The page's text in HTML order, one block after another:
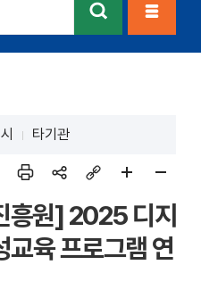
타기관
공유 복사
지
확대
지
축소
흥원] 2025 디지
교육 프로그램 연